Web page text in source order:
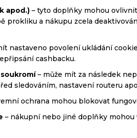
apod.) – tyto doplňky mohou
prokliku a nákupu zcela
nastaveno povolení ukládání
cashbacku.
– může mít za následek
sledováním, nastavení routeru
ochrana mohou blokovat
– nákupní nebo jiné doplňky